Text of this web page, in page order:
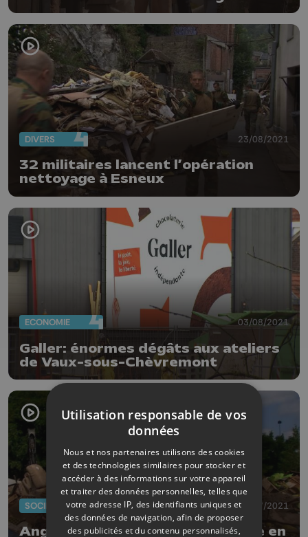
DIVERS 23/08/2021
32 militaires lancent l’opération
nettoyage à Esneux
ECONOMIE 03/08/2021
Galler: énormes dégâts aux ateliers
de Vaux-sous-Chèvremont
SOCIÉTÉ 19/07/2021
Angleur: opérations de déblayage en
Utilisation responsable de vos
données
Nous et nos partenaires utilisons des cookies
et des technologies similaires pour stocker et
accéder à des informations sur votre appareil
et traiter des données personnelles, telles que
votre adresse IP, des identifiants uniques et
des données de navigation, afin de proposer
des publicités et du contenu personnalisés,